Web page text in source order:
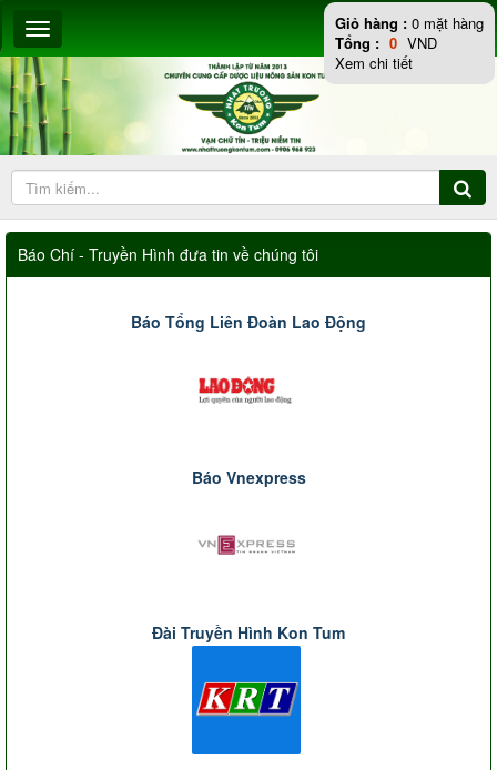
Báo Chí - Truyền Hình đưa tin về chúng tôi
Báo Tổng Liên Đoàn Lao Động
Báo Vnexpress
Đài Truyền Hình Kon Tum
Giỏ hàng : 0 mặt hàng
Tổng : 0 VND
Xem chi tiết